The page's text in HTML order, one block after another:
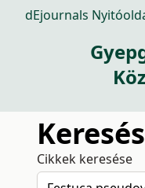
dEjournals
Keresés
Cikkek keresése